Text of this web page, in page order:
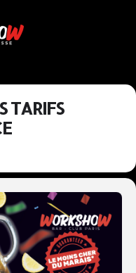
TARIFS